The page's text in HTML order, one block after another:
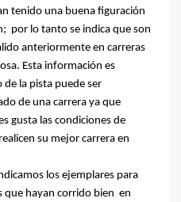
tenido una buena figuración
por lo tanto se indica que son
anteriormente en carreras
Esta información es
la pista puede ser
de una carrera ya que
gusta las condiciones de
su mejor carrera en
los ejemplares para
que hayan corrido bien en